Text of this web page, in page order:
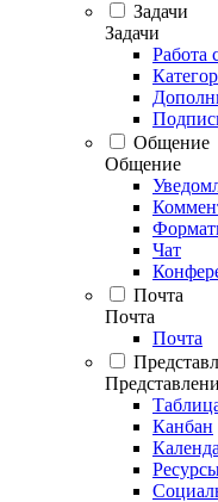
Задачи
Задачи
Работа
Общение
Общение
Чат
Почта
Почта
Почта
Канбан